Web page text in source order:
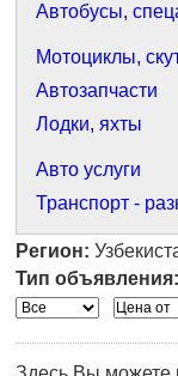
Автобусы,
Мотоциклы,
Автозапчасти
Лодки, яхты
Авто услуги
Транспорт -
Регион:
Тип объявления: